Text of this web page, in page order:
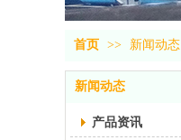
首页 >> 新闻动态
新闻动态
产品资讯